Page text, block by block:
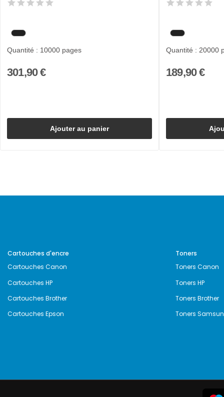
Quantité : 10000 pages
301,90 €
Ajouter au panier
Quantité : 20000
189,90 €
Cartouches d'encre
Cartouches Canon
Cartouches HP
Cartouches Brother
Cartouches Epson
Toners
Toners Canon
Toners HP
Toners Brother
Toners